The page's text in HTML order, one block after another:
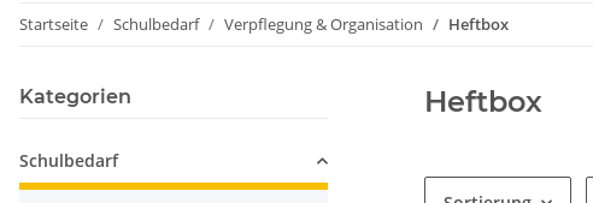
Startseite Schulbedarf Verpflegung & Organisation Heftbox
Heftbox
Kategorien
Schulbedarf